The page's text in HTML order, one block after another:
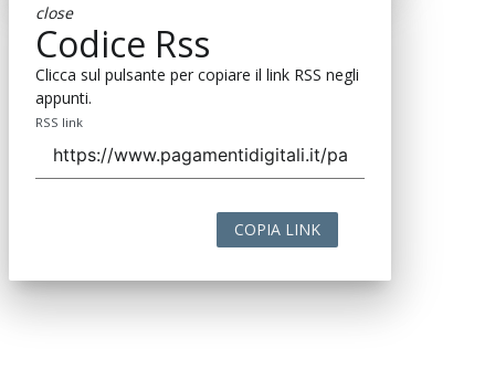
close
Codice Rss
Clicca sul pulsante per copiare il link RSS negli
appunti.
RSS link
COPIA LINK